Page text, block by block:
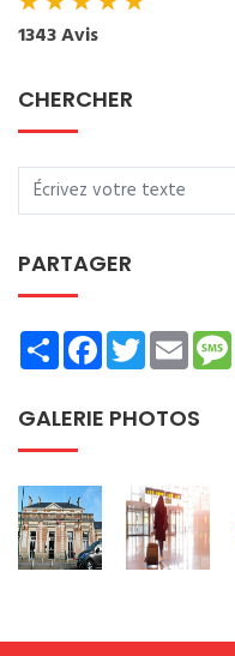
1343 Avis
CHERCHER
PARTAGER
ShareFacebookTwitterEmail
GALERIE PHOTOS